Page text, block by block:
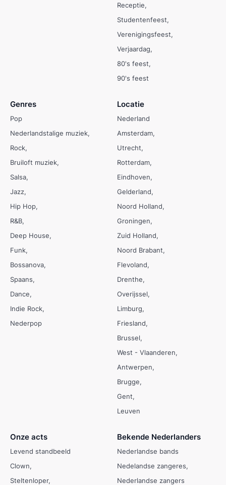
Receptie
Studentenfeest
Verenigingsfeest
Verjaardag
80's feest
90's feest
Genres
Pop
Nederlandstalige muziek
Rock
Bruiloft muziek
Salsa
Jazz
Hip Hop
R&B
Deep House
Funk
Bossanova
Spaans
Dance
Indie Rock
Nederpop
Locatie
Nederland
Amsterdam
Utrecht
Rotterdam
Eindhoven
Gelderland
Noord Holland
Groningen
Zuid Holland
Noord Brabant
Flevoland
Drenthe
Overijssel
Limburg
Friesland
Brussel
West - Vlaanderen
Antwerpen
Brugge
Gent
Leuven
Onze acts
Levend standbeeld
Clown
Steltenloper
Bekende Nederlanders
Nederlandse bands
Nedelandse zangeres
Nederlandse zangers